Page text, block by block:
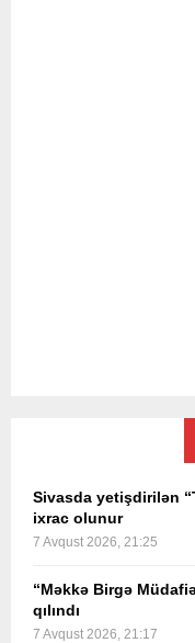
Sivasda yetişdirilən
ixrac olunur
7 Avqust 2026, 21:25
“Məkkə Birgə
qılındı
7 Avqust 2026, 21:17